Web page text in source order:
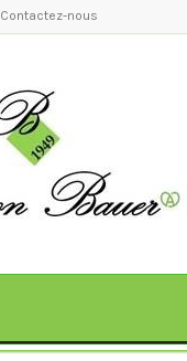
Contactez-nous